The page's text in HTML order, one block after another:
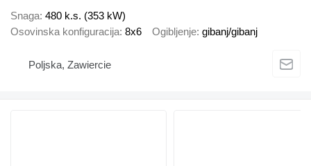
Snaga 480 k.s. (353 kW)
Osovinska konfiguracija 8x6 Ogibljenje gibanj/gibanj
Poljska, Zawiercie